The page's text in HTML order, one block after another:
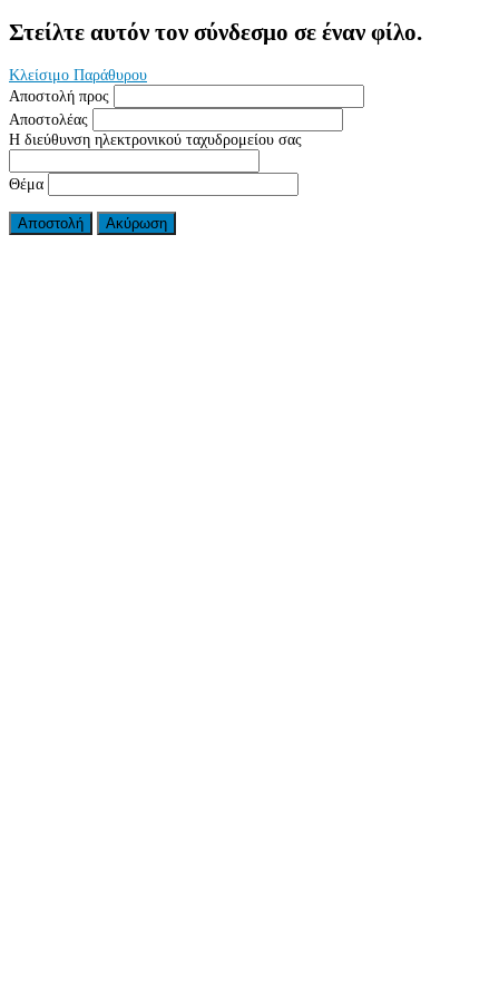
Στείλτε αυτόν τον σύνδεσμο σε έναν φίλο.
Κλείσιμο Παράθυρου
Αποστολή προς
Αποστολέας
Η διεύθυνση ηλεκτρονικού ταχυδρομείου σας
Θέμα
Αποστολή Ακύρωση